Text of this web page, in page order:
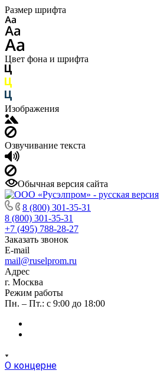
Размер шрифта
Цвет фона и шрифта
Изображения
Озвучивание текста
Обычная версия сайта
8 (800) 301-35-31
8 (800) 301-35-31
+7 (495) 788-28-27
Заказать звонок
E-mail
mail@ruselprom.ru
Адрес
г. Москва
Режим работы
Пн. – Пт.: с 9:00 до 18:00
О концерне